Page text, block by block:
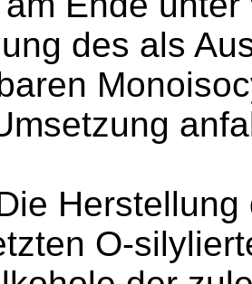
des als
O-